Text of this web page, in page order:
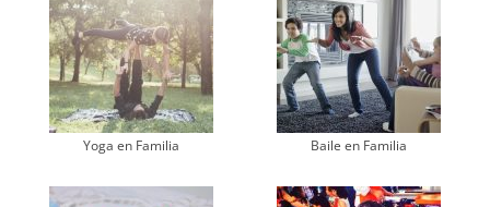
Yoga en Familia Baile en Familia